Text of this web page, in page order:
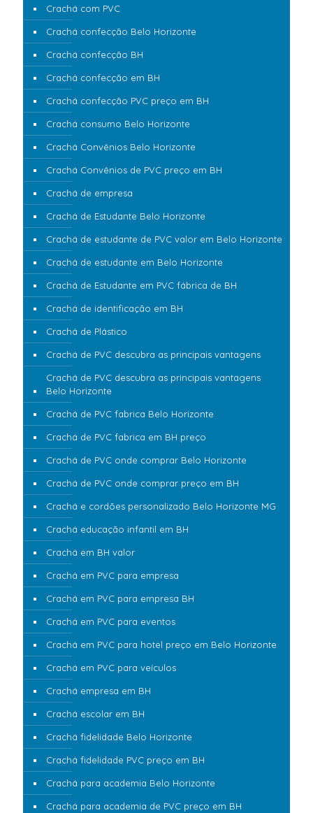
Crachá com PVC
Crachá confecção Belo Horizonte
Crachá confecção BH
Crachá confecção em BH
Crachá confecção PVC preço em BH
Crachá consumo Belo Horizonte
Crachá Convênios Belo Horizonte
Crachá Convênios de PVC preço em BH
Crachá de empresa
Crachá de Estudante Belo Horizonte
Crachá de estudante de PVC valor em Belo Horizonte
Crachá de estudante em Belo Horizonte
Crachá de Estudante em PVC fábrica de BH
Crachá de identificação em BH
Crachá de Plástico
Crachá de PVC descubra as principais vantagens
Crachá de PVC descubra as principais vantagens
Belo Horizonte
Crachá de PVC fabrica Belo Horizonte
Crachá de PVC fabrica em BH preço
Crachá de PVC onde comprar Belo Horizonte
Crachá de PVC onde comprar preço em BH
Crachá e cordões personalizado Belo Horizonte MG
Crachá educação infantil em BH
Crachá em BH valor
Crachá em PVC para empresa
Crachá em PVC para empresa BH
Crachá em PVC para eventos
Crachá em PVC para hotel preço em Belo Horizonte
Crachá em PVC para veículos
Crachá empresa em BH
Crachá escolar em BH
Crachá fidelidade Belo Horizonte
Crachá fidelidade PVC preço em BH
Crachá para academia Belo Horizonte
Crachá para academia de PVC preço em BH